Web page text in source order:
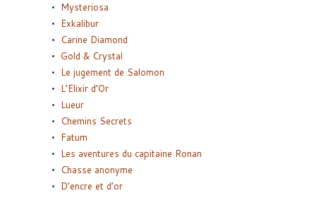
Mysteriosa
Exkalibur
Carine Diamond
Gold & Crystal
Le jugement de Salomon
L’Elixir d’Or
Lueur
Chemins Secrets
Fatum
Les aventures du capitaine Ronan
Chasse anonyme
D’encre et d’or